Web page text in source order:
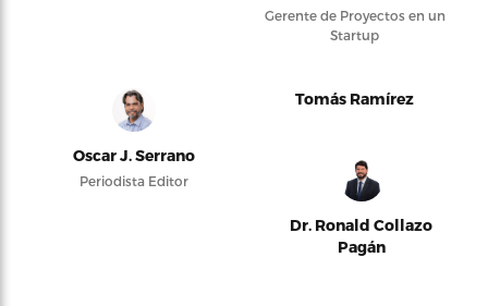
Gerente de Proyectos en un
Startup
Oscar J. Serrano
Periodista Editor
Tomás Ramírez
Dr. Ronald Collazo
Pagán